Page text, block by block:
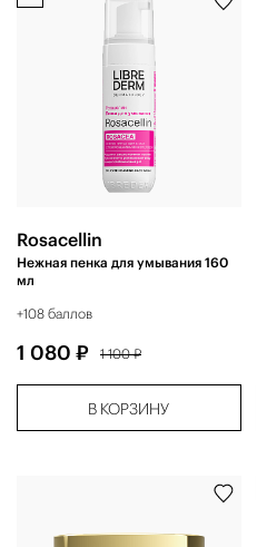
Rosacellin
Нежная пенка для умывания 160
мл
+108 баллов
1 080 ₽ 1 100 ₽
В КОРЗИНУ